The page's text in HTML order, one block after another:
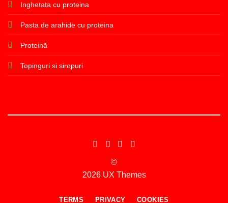
Inghetata cu proteina
Pasta de arahide cu proteina
Proteină
Topinguri si siropuri
©
2026 UX Themes
TERMS PRIVACY COOKIES